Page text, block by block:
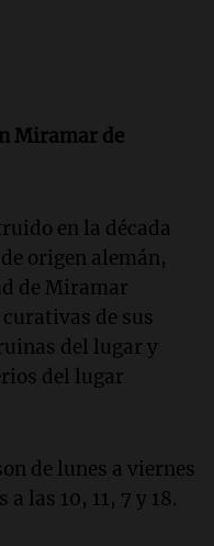
Miramar de
en la década
origen alemán,
de Miramar
de sus
del lugar y
del lugar
de lunes a viernes
las 10, 11, 7 y 18.